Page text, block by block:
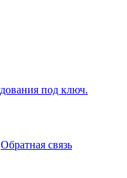
Обратная связь